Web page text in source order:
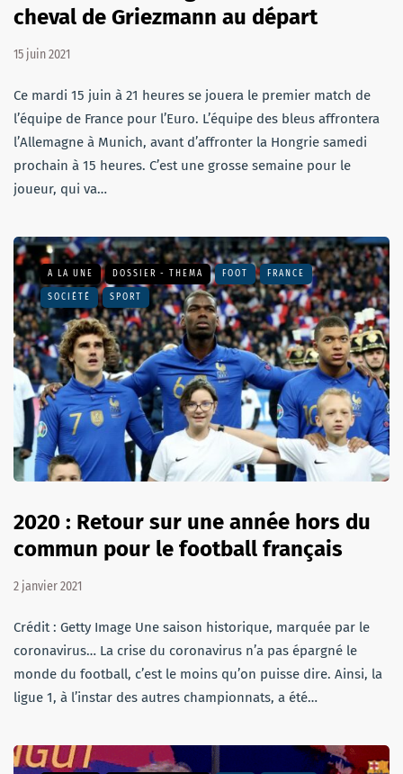
cheval de Griezmann au départ
15 juin 2021
Ce mardi 15 juin à 21 heures se jouera le premier match de
l’équipe de France pour l’Euro. L’équipe des bleus affrontera
l’Allemagne à Munich, avant d’affronter la Hongrie samedi
prochain à 15 heures. C’est une grosse semaine pour le
joueur, qui va…
A LA UNE DOSSIER - THEMA FOOT FRANCE
SOCIÉTÉ SPORT
2020 : Retour sur une année hors du
commun pour le football français
2 janvier 2021
Crédit : Getty Image Une saison historique, marquée par le
coronavirus… La crise du coronavirus n’a pas épargné le
monde du football, c’est le moins qu’on puisse dire. Ainsi, la
ligue 1, à l’instar des autres championnats, a été…